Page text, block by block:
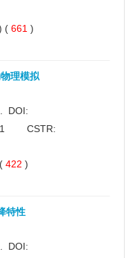
( 661 )
理模拟
DOI:
CSTR:
422 )
特性
DOI: